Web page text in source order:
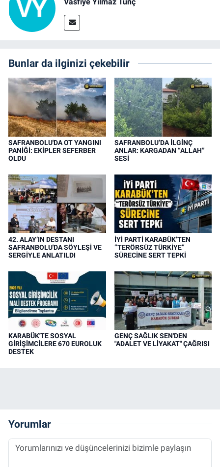
Bunlar da ilginizi çekebilir
SAFRANBOLU'DA OT YANGINI
PANİĞİ: EKİPLER SEFERBER
OLDU
SAFRANBOLU’DA İLGİNÇ
ANLAR: KARGADAN “ALLAH”
SESİ
42. ALAY’IN DESTANI
SAFRANBOLU'DA SÖYLEŞİ VE
SERGİYLE ANLATILDI
İYİ PARTİ KARABÜK’TEN
“TERÖRSÜZ TÜRKİYE”
SÜRECİNE SERT TEPKİ
KARABÜK'TE SOSYAL
GİRİŞİMCİLERE 670 EUROLUK
DESTEK
GENÇ SAĞLIK SEN'DEN
"ADALET VE LİYAKAT" ÇAĞRISI
Yorumlar